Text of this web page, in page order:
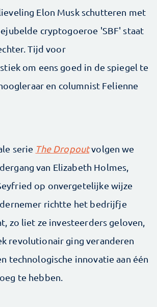
Elon Musk schutteren met
cryptogoeroe 'SBF' staat
Tijd voor
om eens goed in de spiegel te
en columnist Felienne
serie The Dropoutvolgen we
van Elizabeth Holmes,
op onvergetelijke wijze
richtte het bedrijfje
zo liet ze investeerders geloven,
revolutionair ging veranderen
technologische innovatie aan één
te hebben.